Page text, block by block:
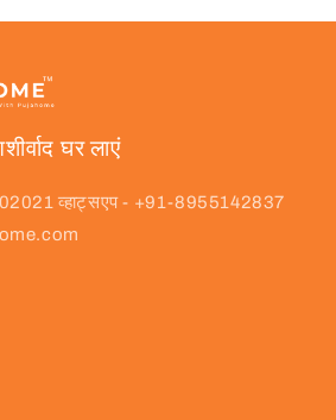
घर लाएं
व्हाट्सएप - +91-8955142837